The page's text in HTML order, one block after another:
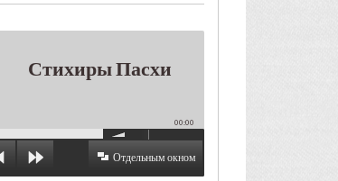
Стихиры Пасхи
00:00
Отдельным окном